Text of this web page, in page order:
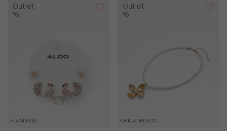
FLAMINGA
Outlet
%
CHICADELLICC
Outlet
%